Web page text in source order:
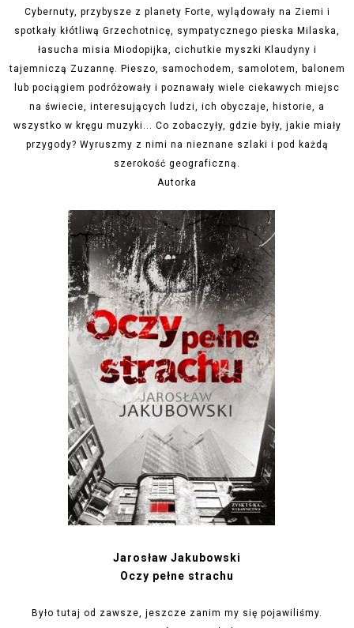
Cybernuty, przybysze z planety Forte, wylądowały na Ziemi i
spotkały kłótliwą Grzechotnicę, sympatycznego pieska Milaska,
łasucha misia Miodopijka, cichutkie myszki Klaudyny i
tajemniczą Zuzannę. Pieszo, samochodem, samolotem, balonem
lub pociągiem podróżowały i poznawały wiele ciekawych miejsc
na świecie, interesujących ludzi, ich obyczaje, historie, a
wszystko w kręgu muzyki... Co zobaczyły, gdzie były, jakie miały
przygody? Wyruszmy z nimi na nieznane szlaki i pod każdą
szerokość geograficzną.
Autorka
Jarosław Jakubowski
Oczy pełne strachu
Było tutaj od zawsze, jeszcze zanim my się pojawiliśmy.